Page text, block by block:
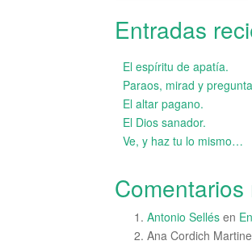
Entradas
El espíritu de apatía.
Paraos, mirad y
El altar pagano.
El Dios sanador.
Ve, y haz tu lo mismo…
Antonio Sellés en
Ana Cordich